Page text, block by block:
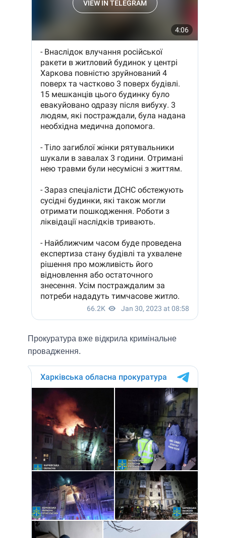
Прокуратура вже відкрила кримінальне
провадження.